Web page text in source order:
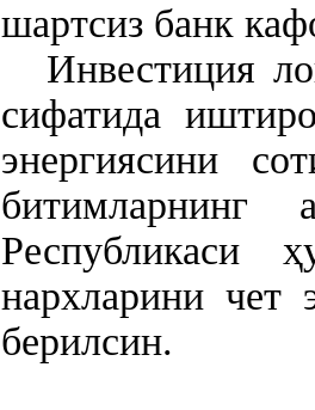
шартсиз банк
Инвестиция
сифатида
энергиясини
Республикаси ҳ
нархларини чет
берилсин.